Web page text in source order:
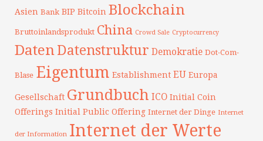
Asien Bank BIP Bitcoin Blockchain
Bruttoinlandsprodukt China Crowd Sale Cryptocurrency
Daten Datenstruktur Demokratie Dot-Com-
Blase Eigentum Establishment EU Europa
Gesellschaft Grundbuch ICO Initial Coin
Offerings Initial Public Offering Internet der Dinge Internet
der Information Internet der Werte